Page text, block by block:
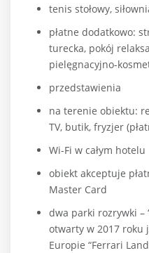
tenis stołowy,
płatne dodatkowo:
turecka, pokój
pielęgnacyjno-
przedstawienia
na terenie obiektu:
TV, butik, fryzjer
Wi-Fi w całym hotelu
obiekt akceptuje
Master Card
dwa parki rozrywki –
otwarty w 2017 roku
Europie “Ferrari